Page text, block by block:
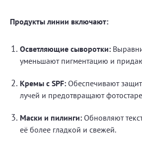
Продукты линии включают:
Осветляющие сыворотки:
уменьшают пигментацию и
Кремы с SPF: Обеспечивают
лучей и предотвращают
Маски и пилинги: Обновляют
её более гладкой и свежей.